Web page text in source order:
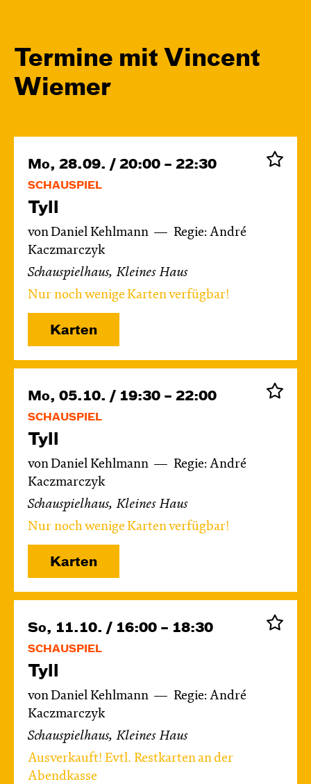
Termine mit Vincent
Wiemer
Mo, 28.09. / 20:00 – 22:30
SCHAUSPIEL
Tyll
von Daniel Kehlmann
Regie: André
Kaczmarczyk
Schauspielhaus, Kleines Haus
Nur noch wenige Karten verfügbar!
Karten
Mo, 05.10. / 19:30 – 22:00
SCHAUSPIEL
Tyll
von Daniel Kehlmann
Regie: André
Kaczmarczyk
Schauspielhaus, Kleines Haus
Nur noch wenige Karten verfügbar!
Karten
So, 11.10. / 16:00 – 18:30
SCHAUSPIEL
Tyll
von Daniel Kehlmann
Regie: André
Kaczmarczyk
Schauspielhaus, Kleines Haus
Ausverkauft! Evtl. Restkarten an der
Abendkasse